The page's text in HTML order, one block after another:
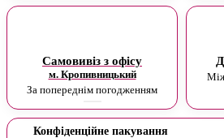
Самовивіз з офісу
м. Кропивницький
За попереднім погодженням
Конфіденційне пакування